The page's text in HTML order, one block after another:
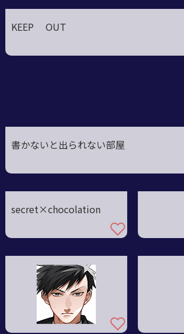
KEEP OUT
書かないと出られない部屋
secret×chocolation